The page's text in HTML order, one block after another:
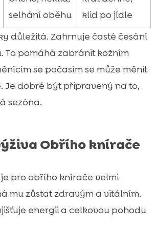
selhání oběhu
klid po jídle
důležitá. Zahrnuje časté česání
To pomáhá zabránit kožním
se počasím se může měnit
Je dobré být připravený na to,
sezóna.
Obřího knírače
pro obřího knírače velmi
mu zůstat zdravým a vitálním.
energii a celkovou pohodu